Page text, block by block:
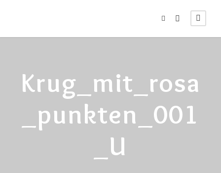
Krug_mit_rosa
_punkten_001
_U